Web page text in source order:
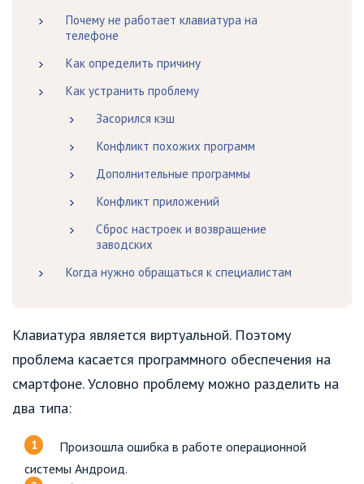
Почему не работает клавиатура на
телефоне
Как определить причину
Как устранить проблему
Засорился кэш
Конфликт похожих программ
Дополнительные программы
Конфликт приложений
Сброс настроек и возвращение
заводских
Когда нужно обращаться к специалистам
Клавиатура является виртуальной. Поэтому
проблема касается программного обеспечения на
смартфоне. Условно проблему можно разделить на
два типа:
Произошла ошибка в работе операционной
системы Андроид.